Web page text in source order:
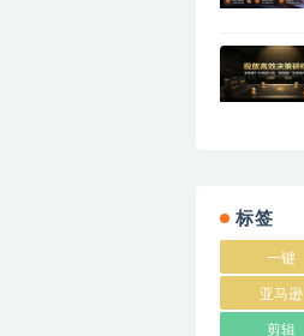
标签
一键
亚马逊
剪辑